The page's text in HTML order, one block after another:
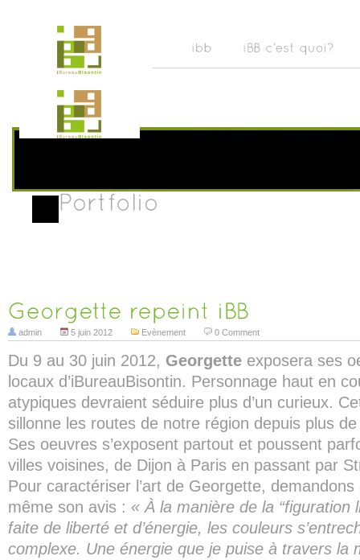
admin 5 juin 2012 Evènement 0 Comment
Du 9 au 30 juin 2012, Georgette exposera ses
locaux d’iBureauBisontin. Personnage haut en
atypiques devraient séduire plus d’un curieux.
sillonne les routes de notre région depuis plus
Ses oeuvres s’exposent partout et poussent
villes voisines, de Dijon à Paris en passant par
Pour caractériser l’art de Georgette,
même son avis : « À la manière de la “figuration
faite de liberté et d’énergie, les couleurs
complexe. Une énergie que je puise à travers la